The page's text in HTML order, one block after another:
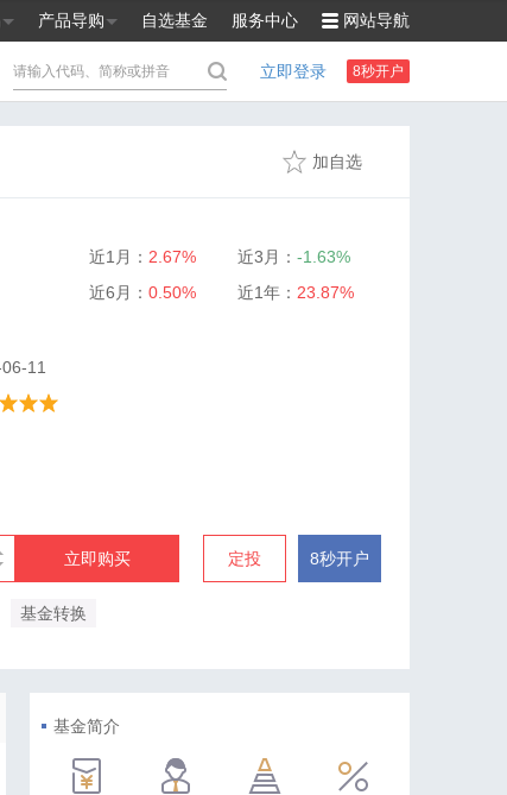
产品导购 自选基金 服务中心 网站导航
立即登录 8秒开户
加自选
近1月： 2.67% 近3月： -1.63%
近6月： 0.50% 近1年： 23.87%
11
立即购买 定投 8秒开户
基金转换
基金简介